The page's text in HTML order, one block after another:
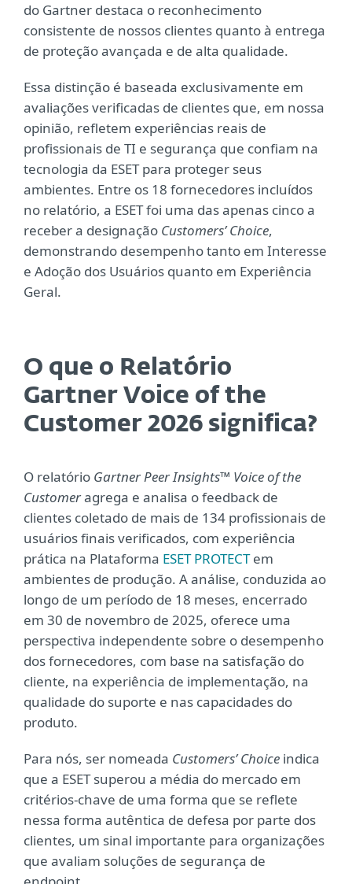
do Gartner destaca o reconhecimento
consistente de nossos clientes quanto à entrega
de proteção avançada e de alta qualidade.
Essa distinção é baseada exclusivamente em
avaliações verificadas de clientes que, em nossa
opinião, refletem experiências reais de
profissionais de TI e segurança que confiam na
tecnologia da ESET para proteger seus
ambientes. Entre os 18 fornecedores incluídos
no relatório, a ESET foi uma das apenas cinco a
receber a designação Customers’ Choice,
demonstrando desempenho tanto em Interesse
e Adoção dos Usuários quanto em Experiência
Geral.
O que o Relatório
Gartner Voice of the
Customer 2026 significa?
O relatório Gartner Peer Insights™ Voice of the
Customeragrega e analisa o feedback de
clientes coletado de mais de 134 profissionais de
usuários finais verificados, com experiência
prática na Plataforma ESET PROTECTem
ambientes de produção. A análise, conduzida ao
longo de um período de 18 meses, encerrado
em 30 de novembro de 2025, oferece uma
perspectiva independente sobre o desempenho
dos fornecedores, com base na satisfação do
cliente, na experiência de implementação, na
qualidade do suporte e nas capacidades do
produto.
Para nós, ser nomeada Customers’ Choice indica
que a ESET superou a média do mercado em
critérios-chave de uma forma que se reflete
nessa forma autêntica de defesa por parte dos
clientes, um sinal importante para organizações
que avaliam soluções de segurança de